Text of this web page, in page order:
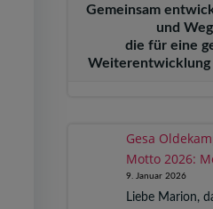
Gemeinsam
und
die für eine
Weiterentwicklung
Gesa
Motto 2026:
9. Januar 2026
Liebe Marion,